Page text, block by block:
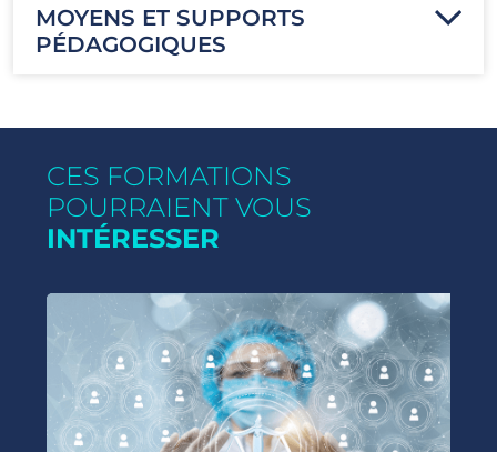
MOYENS ET SUPPORTS
PÉDAGOGIQUES
CES FORMATIONS
POURRAIENT VOUS
INTÉRESSER